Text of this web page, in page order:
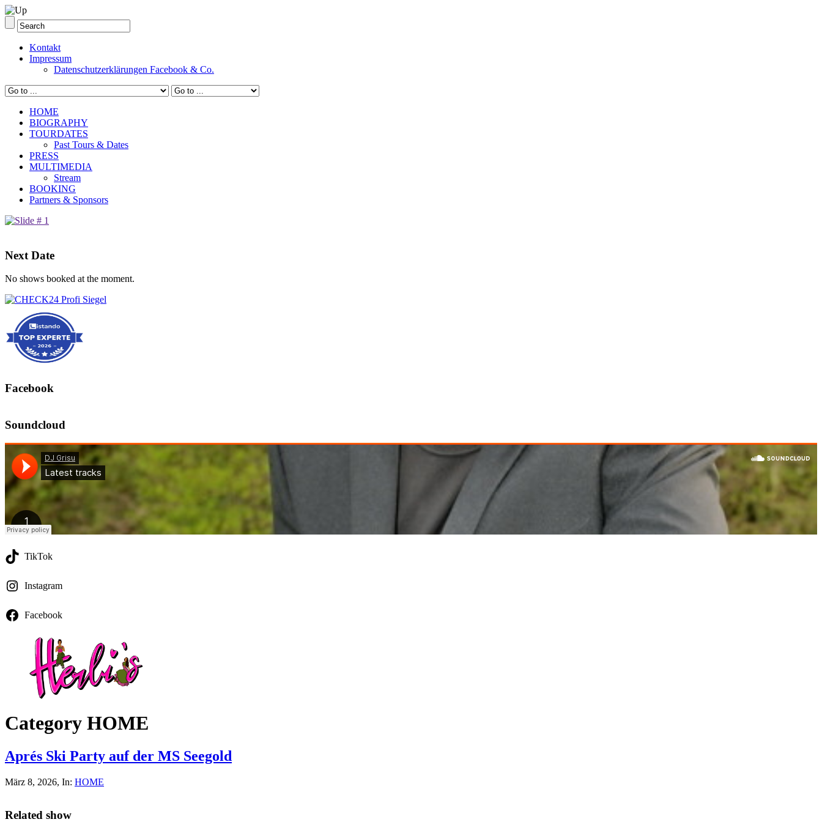
Kontakt
Impressum
Datenschutzerklärungen Facebook & Co.
HOME
BIOGRAPHY
TOURDATES
Past Tours & Dates
PRESS
MULTIMEDIA
Stream
BOOKING
Partners & Sponsors
Next Date
No shows booked at the moment.
Facebook
Soundcloud
TikTok
Instagram
Facebook
Category HOME
Aprés Ski Party auf der MS Seegold
März 8, 2026, In: HOME
Related show